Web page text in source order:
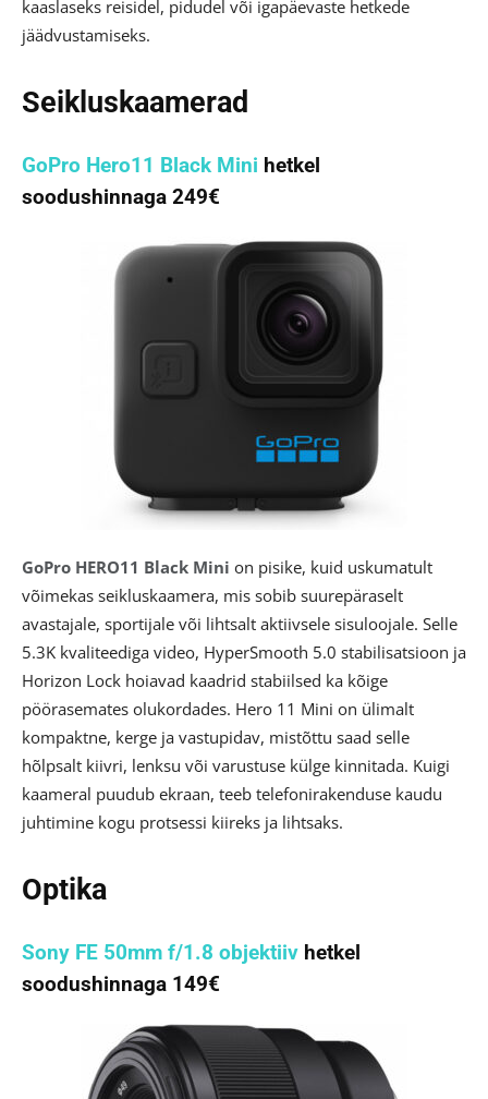
kaaslaseks reisidel, pidudel või igapäevaste hetkede
jäädvustamiseks.
Seikluskaamerad
GoPro Hero11 Black Mini hetkel
soodushinnaga 249€
GoPro HERO11 Black Mini on pisike, kuid uskumatult
võimekas seikluskaamera, mis sobib suurepäraselt
avastajale, sportijale või lihtsalt aktiivsele sisuloojale. Selle
5.3K kvaliteediga video, HyperSmooth 5.0 stabilisatsioon ja
Horizon Lock hoiavad kaadrid stabiilsed ka kõige
pöörasemates olukordades. Hero 11 Mini on ülimalt
kompaktne, kerge ja vastupidav, mistõttu saad selle
hõlpsalt kiivri, lenksu või varustuse külge kinnitada. Kuigi
kaameral puudub ekraan, teeb telefonirakenduse kaudu
juhtimine kogu protsessi kiireks ja lihtsaks.
Optika
Sony FE 50mm f/1.8 objektiiv hetkel
soodushinnaga 149€